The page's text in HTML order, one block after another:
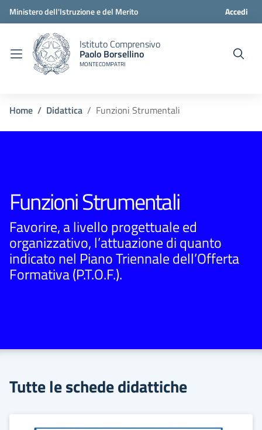
Ministero dell'Istruzione e del Merito Accedi
Istituto Comprensivo
Paolo Borsellino
MONTECOMPATRI
Home Didattica Funzioni Strumentali
Funzioni Strumentali
Favorire, a livello progettuale ed
organizzativo, l’attuazione di quanto
indicato nel Piano Triennale dell’Offerta
Formativa (P.T.O.F.).
Tutte le schede didattiche